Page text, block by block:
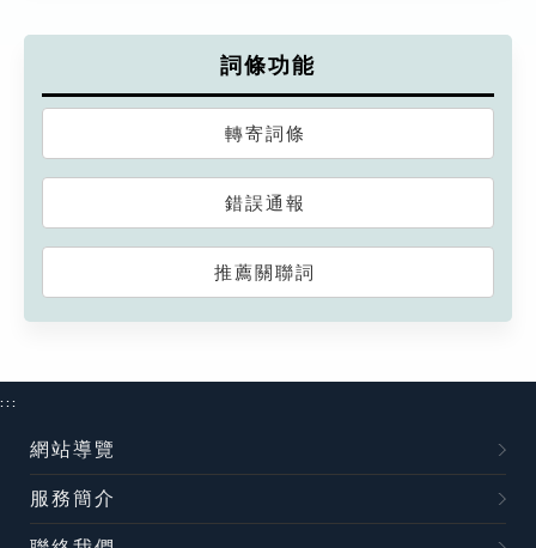
詞條功能
轉寄詞條
錯誤通報
推薦關聯詞
:::
網站導覽
服務簡介